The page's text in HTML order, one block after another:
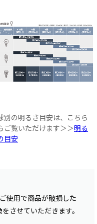
別の明るさ目安は、こちら
ご覧いただけます＞＞明る
目安
使用で商品が破損した
させていただきます。